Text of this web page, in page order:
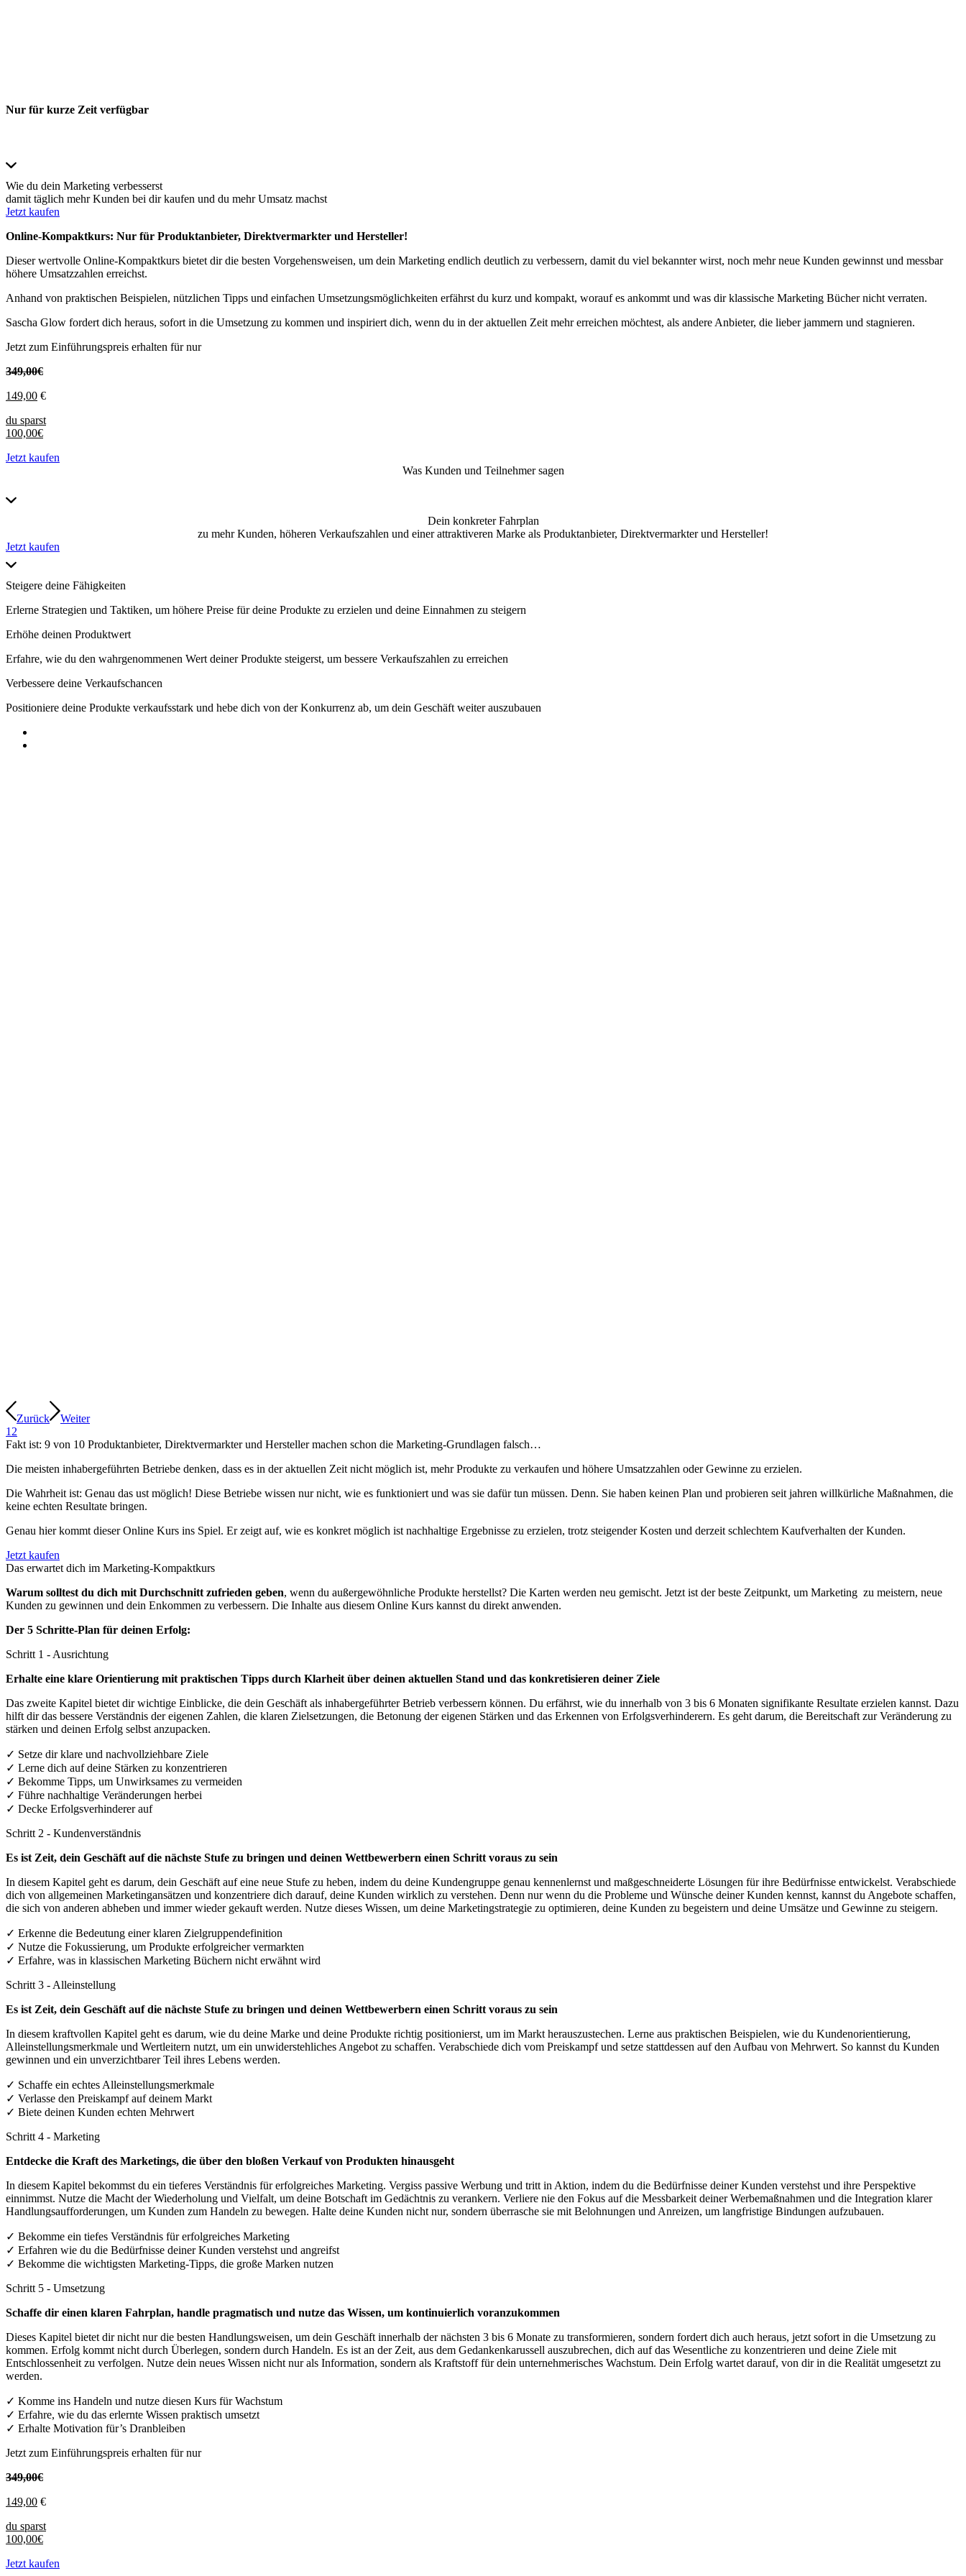
Nur für kurze Zeit verfügbar
Wie du dein Marketing verbesserst
damit täglich mehr Kunden bei dir kaufen und du mehr Umsatz machst
Jetzt kaufen
Online-Kompaktkurs: Nur für Produktanbieter, Direktvermarkter und Hersteller!
Dieser wertvolle Online-Kompaktkurs bietet dir die besten Vorgehensweisen, um dein Marketing endlich deutlich zu verbessern, damit du viel bekannter wirst, noch mehr neue Kunden gewinnst und messbar
höhere Umsatzzahlen erreichst.
Anhand von praktischen Beispielen, nützlichen Tipps und einfachen Umsetzungsmöglichkeiten erfährst du kurz und kompakt, worauf es ankommt und was dir klassische Marketing Bücher nicht verraten.
Sascha Glow fordert dich heraus, sofort in die Umsetzung zu kommen und inspiriert dich, wenn du in der aktuellen Zeit mehr erreichen möchtest, als andere Anbieter, die lieber jammern und stagnieren.
Jetzt zum Einführungspreis erhalten für nur
349,00€
149,00 €
du sparst
100,00€
Jetzt kaufen
Was Kunden und Teilnehmer sagen
Dein konkreter Fahrplan
zu mehr Kunden, höheren Verkaufszahlen und einer attraktiveren Marke als Produktanbieter, Direktvermarkter und Hersteller!
Jetzt kaufen
Steigere deine Fähigkeiten
Erlerne Strategien und Taktiken, um höhere Preise für deine Produkte zu erzielen und deine Einnahmen zu steigern
Erhöhe deinen Produktwert
Erfahre, wie du den wahrgenommenen Wert deiner Produkte steigerst, um bessere Verkaufszahlen zu erreichen
Verbessere deine Verkaufschancen
Positioniere deine Produkte verkaufsstark und hebe dich von der Konkurrenz ab, um dein Geschäft weiter auszubauen
Zurück
Weiter
1 2
Fakt ist: 9 von 10 Produktanbieter, Direktvermarkter und Hersteller machen schon die Marketing-Grundlagen falsch…
Die meisten inhabergeführten Betriebe denken, dass es in der aktuellen Zeit nicht möglich ist, mehr Produkte zu verkaufen und höhere Umsatzzahlen oder Gewinne zu erzielen.
Die Wahrheit ist: Genau das ust möglich! Diese Betriebe wissen nur nicht, wie es funktioniert und was sie dafür tun müssen. Denn. Sie haben keinen Plan und probieren seit jahren willkürliche Maßnahmen, die
keine echten Resultate bringen.
Genau hier kommt dieser Online Kurs ins Spiel. Er zeigt auf, wie es konkret möglich ist nachhaltige Ergebnisse zu erzielen, trotz steigender Kosten und derzeit schlechtem Kaufverhalten der Kunden.
Jetzt kaufen
Das erwartet dich im Marketing-Kompaktkurs
Warum solltest du dich mit Durchschnitt zufrieden geben, wenn du außergewöhnliche Produkte herstellst? Die Karten werden neu gemischt. Jetzt ist der beste Zeitpunkt, um Marketing zu meistern, neue
Kunden zu gewinnen und dein Enkommen zu verbessern. Die Inhalte aus diesem Online Kurs kannst du direkt anwenden.
Der 5 Schritte-Plan für deinen Erfolg:
Schritt 1 - Ausrichtung
Erhalte eine klare Orientierung mit praktischen Tipps durch Klarheit über deinen aktuellen Stand und das konkretisieren deiner Ziele
Das zweite Kapitel bietet dir wichtige Einblicke, die dein Geschäft als inhabergeführter Betrieb verbessern können. Du erfährst, wie du innerhalb von 3 bis 6 Monaten signifikante Resultate erzielen kannst. Dazu
hilft dir das bessere Verständnis der eigenen Zahlen, die klaren Zielsetzungen, die Betonung der eigenen Stärken und das Erkennen von Erfolgsverhinderern. Es geht darum, die Bereitschaft zur Veränderung zu
stärken und deinen Erfolg selbst anzupacken.
✓ Setze dir klare und nachvollziehbare Ziele
✓ Lerne dich auf deine Stärken zu konzentrieren
✓ Bekomme Tipps, um Unwirksames zu vermeiden
✓ Führe nachhaltige Veränderungen herbei
✓ Decke Erfolgsverhinderer auf
Schritt 2 - Kundenverständnis
Es ist Zeit, dein Geschäft auf die nächste Stufe zu bringen und deinen Wettbewerbern einen Schritt voraus zu sein
In diesem Kapitel geht es darum, dein Geschäft auf eine neue Stufe zu heben, indem du deine Kundengruppe genau kennenlernst und maßgeschneiderte Lösungen für ihre Bedürfnisse entwickelst. Verabschiede
dich von allgemeinen Marketingansätzen und konzentriere dich darauf, deine Kunden wirklich zu verstehen. Denn nur wenn du die Probleme und Wünsche deiner Kunden kennst, kannst du Angebote schaffen,
die sich von anderen abheben und immer wieder gekauft werden. Nutze dieses Wissen, um deine Marketingstrategie zu optimieren, deine Kunden zu begeistern und deine Umsätze und Gewinne zu steigern.
✓ Erkenne die Bedeutung einer klaren Zielgruppendefinition
✓ Nutze die Fokussierung, um Produkte erfolgreicher vermarkten
✓ Erfahre, was in klassischen Marketing Büchern nicht erwähnt wird
Schritt 3 - Alleinstellung
Es ist Zeit, dein Geschäft auf die nächste Stufe zu bringen und deinen Wettbewerbern einen Schritt voraus zu sein
In diesem kraftvollen Kapitel geht es darum, wie du deine Marke und deine Produkte richtig positionierst, um im Markt herauszustechen. Lerne aus praktischen Beispielen, wie du Kundenorientierung,
Alleinstellungsmerkmale und Wertleitern nutzt, um ein unwiderstehliches Angebot zu schaffen. Verabschiede dich vom Preiskampf und setze stattdessen auf den Aufbau von Mehrwert. So kannst du Kunden
gewinnen und ein unverzichtbarer Teil ihres Lebens werden.
✓ Schaffe ein echtes Alleinstellungsmerkmale
✓ Verlasse den Preiskampf auf deinem Markt
✓ Biete deinen Kunden echten Mehrwert
Schritt 4 - Marketing
Entdecke die Kraft des Marketings, die über den bloßen Verkauf von Produkten hinausgeht
In diesem Kapitel bekommst du ein tieferes Verständnis für erfolgreiches Marketing. Vergiss passive Werbung und tritt in Aktion, indem du die Bedürfnisse deiner Kunden verstehst und ihre Perspektive
einnimmst. Nutze die Macht der Wiederholung und Vielfalt, um deine Botschaft im Gedächtnis zu verankern. Verliere nie den Fokus auf die Messbarkeit deiner Werbemaßnahmen und die Integration klarer
Handlungsaufforderungen, um Kunden zum Handeln zu bewegen. Halte deine Kunden nicht nur, sondern überrasche sie mit Belohnungen und Anreizen, um langfristige Bindungen aufzubauen.
✓ Bekomme ein tiefes Verständnis für erfolgreiches Marketing
✓ Erfahren wie du die Bedürfnisse deiner Kunden verstehst und angreifst
✓ Bekomme die wichtigsten Marketing-Tipps, die große Marken nutzen
Schritt 5 - Umsetzung
Schaffe dir einen klaren Fahrplan, handle pragmatisch und nutze das Wissen, um kontinuierlich voranzukommen
Dieses Kapitel bietet dir nicht nur die besten Handlungsweisen, um dein Geschäft innerhalb der nächsten 3 bis 6 Monate zu transformieren, sondern fordert dich auch heraus, jetzt sofort in die Umsetzung zu
kommen. Erfolg kommt nicht durch Überlegen, sondern durch Handeln. Es ist an der Zeit, aus dem Gedankenkarussell auszubrechen, dich auf das Wesentliche zu konzentrieren und deine Ziele mit
Entschlossenheit zu verfolgen. Nutze dein neues Wissen nicht nur als Information, sondern als Kraftstoff für dein unternehmerisches Wachstum. Dein Erfolg wartet darauf, von dir in die Realität umgesetzt zu
werden.
✓ Komme ins Handeln und nutze diesen Kurs für Wachstum
✓ Erfahre, wie du das erlernte Wissen praktisch umsetzt
✓ Erhalte Motivation für’s Dranbleiben
Jetzt zum Einführungspreis erhalten für nur
349,00€
149,00 €
du sparst
100,00€
Jetzt kaufen